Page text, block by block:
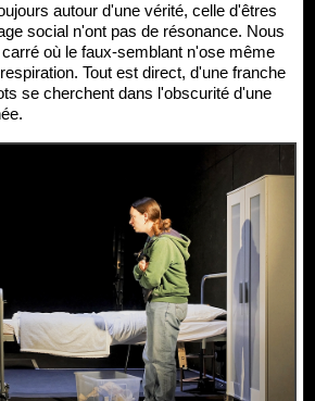
autour d'une vérité, celle d'êtres
social n'ont pas de résonance. Nous
où le faux-semblant n'ose même
Tout est direct, d'une franche
se cherchent dans l'obscurité d'une